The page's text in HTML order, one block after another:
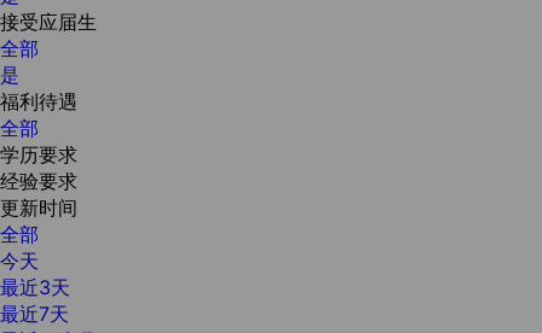
接受应届生
全部
是
福利待遇
全部
学历要求
经验要求
更新时间
全部
今天
最近3天
最近7天